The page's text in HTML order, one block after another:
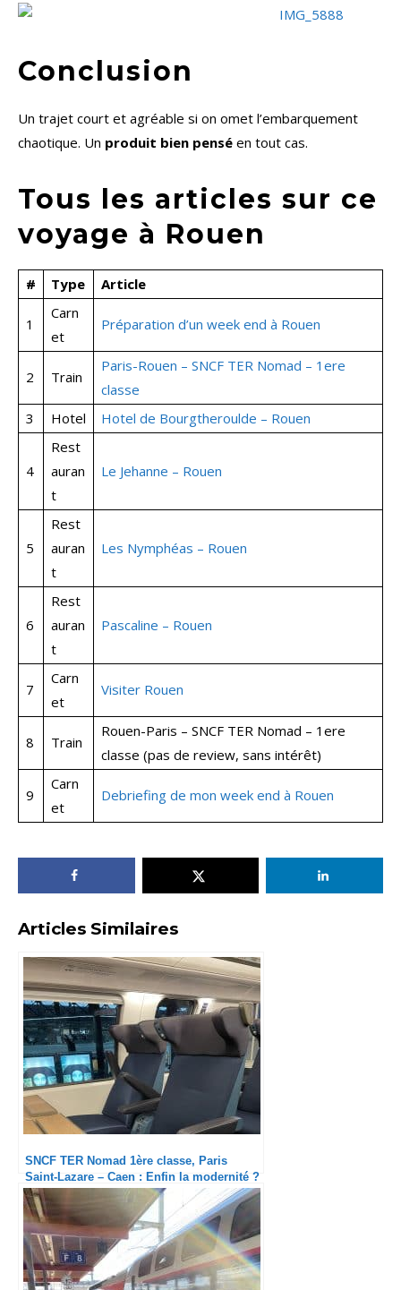
Conclusion
Un trajet court et agréable si on omet l’embarquement
chaotique. Un produit bien pensé en tout cas.
Tous les articles sur ce
voyage à Rouen
# Type Article
1
Carn
et
Préparation d’un week end à Rouen
2 Train
Paris-Rouen – SNCF TER Nomad – 1ere
classe
3
Hotel Hotel de Bourgtheroulde – Rouen
4
Rest
auran
t
Le Jehanne – Rouen
5
Rest
auran
t
Les Nymphéas – Rouen
6
Rest
auran
t
Pascaline – Rouen
7
Carn
et
Visiter Rouen
8 Train
Rouen-Paris – SNCF TER Nomad – 1ere
classe (pas de review, sans intérêt)
9
Carn
et
Debriefing de mon week end à Rouen
Articles Similaires
SNCF TER Nomad 1ère classe, Paris
Saint-Lazare – Caen : Enfin la modernité ?